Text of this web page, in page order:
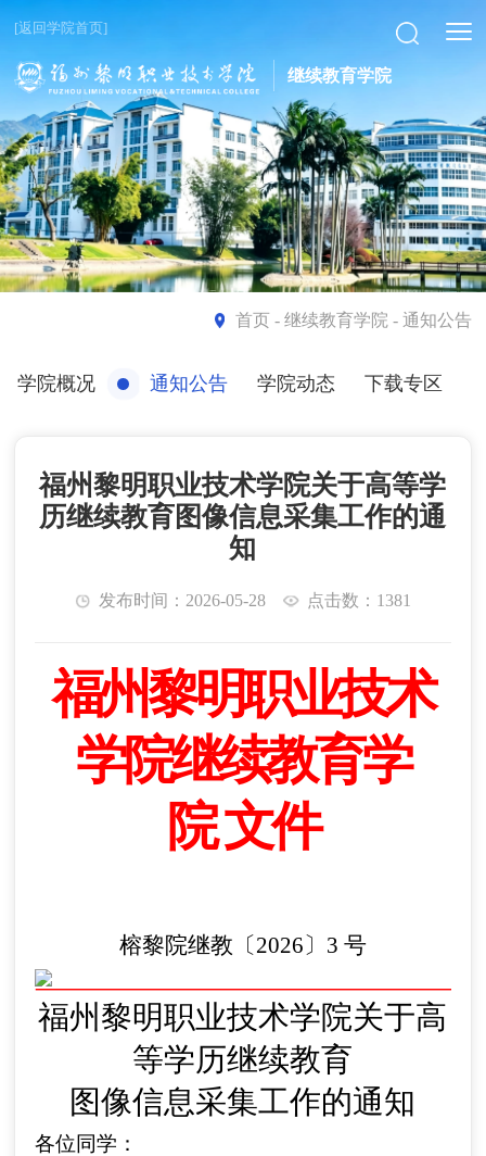
[返回学院首页]
继续教育学院
首页- 继续教育学院 - 通知公告
学院概况 通知公告 学院动态 下载专区
福州黎明职业技术学院关于高等学
历继续教育图像信息采集工作的通
知
发布时间：2026-05-28 点击数：1381
福州黎明职业技术
学院继续教育学
院文件
榕黎院继教〔 2026 〕 3 号
福州黎明职业技术学院关于高
等学历继续教育
图像信息采集工作的通知
各位同学：